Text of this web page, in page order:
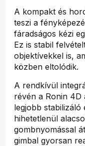
A kompakt és
teszi a
fáradságos kézi
Ez is stabil
objektívekkel is,
közben eltolódik.
A rendkívül
révén a Ronin 4D
legjobb stabilizáló
hihetetlenül
gombnyomással
gimbal gyorsan